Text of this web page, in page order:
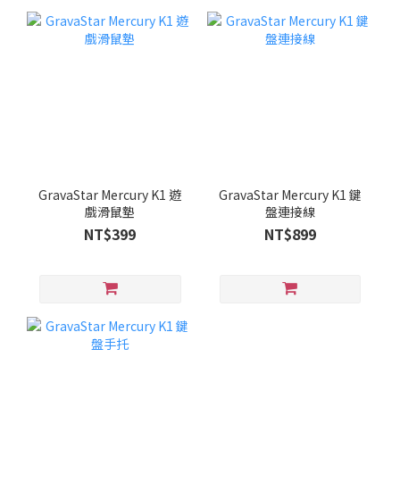
GravaStar Mercury K1 遊
戲滑鼠墊
NT$399
GravaStar Mercury K1 鍵
盤連接線
NT$899